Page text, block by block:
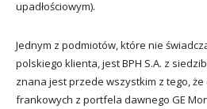
upadłościowym).
Jednym z podmiotów, które nie
polskiego klienta, jest BPH S.A. z
znana jest przede wszystkim z tego,
frankowych z portfela dawnego GE